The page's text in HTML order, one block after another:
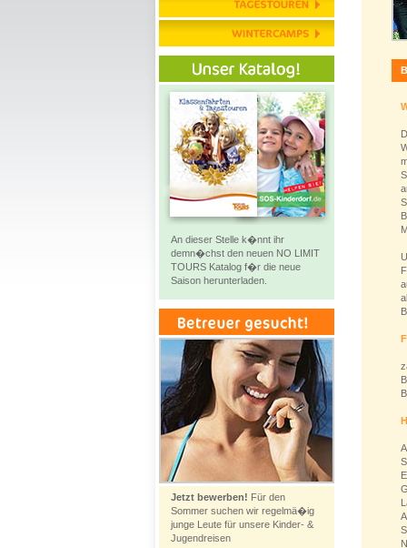
An dieser Stelle k�nnt ihr
demn�chst den neuen NO LIMIT
TOURS Katalog f�r die neue
Saison herunterladen.
Jetzt bewerben! Für den
Sommer suchen wir regelmä�ig
junge Leute für unsere Kinder- &
Jugendreisen